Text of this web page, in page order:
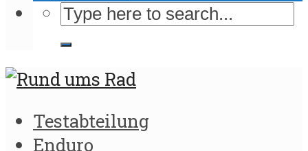
Testabteilung
Enduro